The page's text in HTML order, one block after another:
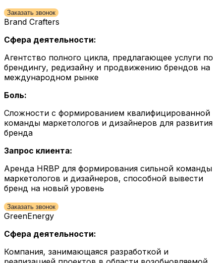
Заказать звонок
Brand Crafters
Сфера деятельности:
Агентство полного цикла, предлагающее услуги по
брендингу, редизайну и продвижению брендов на
международном рынке
Боль:
Сложности с формированием квалифицированной
команды маркетологов и дизайнеров для развития
бренда
Запрос клиента:
Аренда HRBP для формирования сильной команды
маркетологов и дизайнеров, способной вывести
бренд на новый уровень
Заказать звонок
GreenEnergy
Сфера деятельности:
Компания, занимающаяся разработкой и